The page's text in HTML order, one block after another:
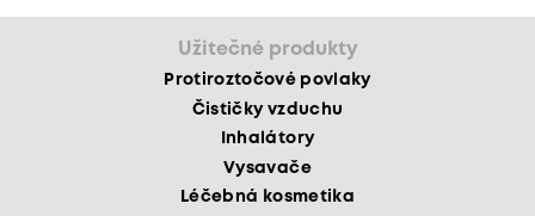
Užitečné produkty
Protiroztočové povlaky
Čističky vzduchu
Inhalátory
Vysavače
Léčebná kosmetika